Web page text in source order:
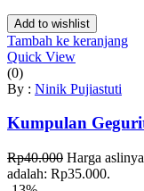
Add to wishlist
Tambah ke keranjang
Quick View
(0)
By : Ninik Pujiastuti
Kumpulan
Rp40.000 Harga
adalah: Rp35.000.